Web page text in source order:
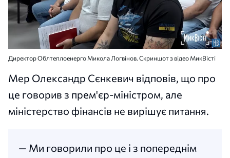
Директор Облтеплоенерго Микола Логвінов. Скриншот з відео МикВісті
Мер Олександр Сєнкевич відповів, що про
це говорив з прем'єр-міністром, але
міністерство фінансів не вирішує питання.
— Ми говорили про це і з попереднім